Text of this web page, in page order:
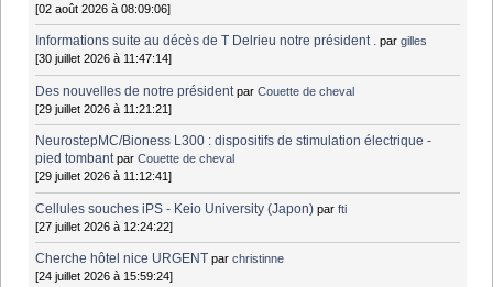
[02 août 2026 à 08:09:06]
Informations suite au décès de T Delrieu notre président . pargilles
[30 juillet 2026 à 11:47:14]
Des nouvelles de notre président parCouette de cheval
[29 juillet 2026 à 11:21:21]
NeurostepMC/Bioness L300 : dispositifs de stimulation électrique -
pied tombant parCouette de cheval
[29 juillet 2026 à 11:12:41]
Cellules souches iPS - Keio University (Japon) parfti
[27 juillet 2026 à 12:24:22]
Cherche hôtel nice URGENT parchristinne
[24 juillet 2026 à 15:59:24]